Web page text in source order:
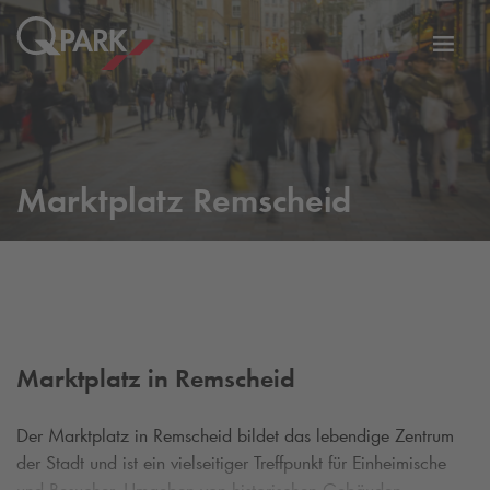
Zur
Marktplatz Remscheid
Marktplatz in Remscheid
Der Marktplatz in Remscheid bildet das lebendige Zentrum
der Stadt und ist ein vielseitiger Treffpunkt für Einheimische